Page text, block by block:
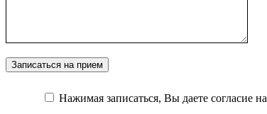
Нажимая записаться, Вы даете согласие на